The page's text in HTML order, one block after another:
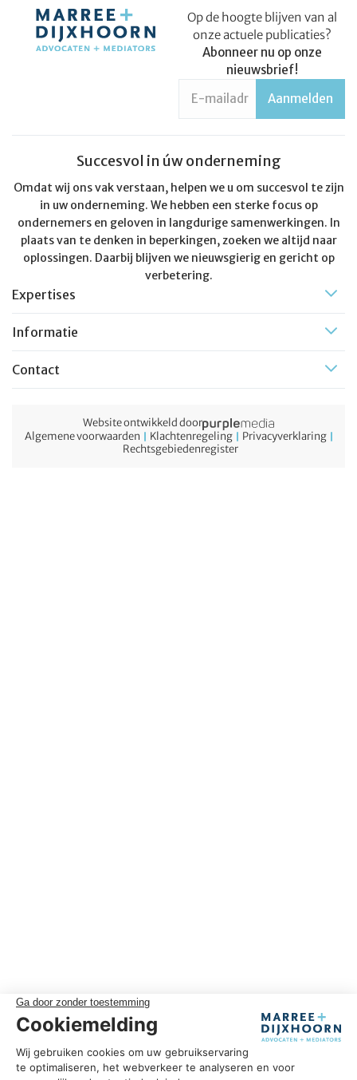
Op de hoogte blijven van al
onze actuele publicaties?
Abonneer nu op onze
nieuwsbrief!
Succesvol in úw onderneming
Omdat wij ons vak verstaan, helpen we u om succesvol te zijn
in uw onderneming. We hebben een sterke focus op
ondernemers en geloven in langdurige samenwerkingen. In
plaats van te denken in beperkingen, zoeken we altijd naar
oplossingen. Daarbij blijven we nieuwsgierig en gericht op
verbetering.
Expertises
Informatie
Contact
Website ontwikkeld door
Algemene voorwaarden
Klachtenregeling
Privacyverklaring
Rechtsgebiedenregister